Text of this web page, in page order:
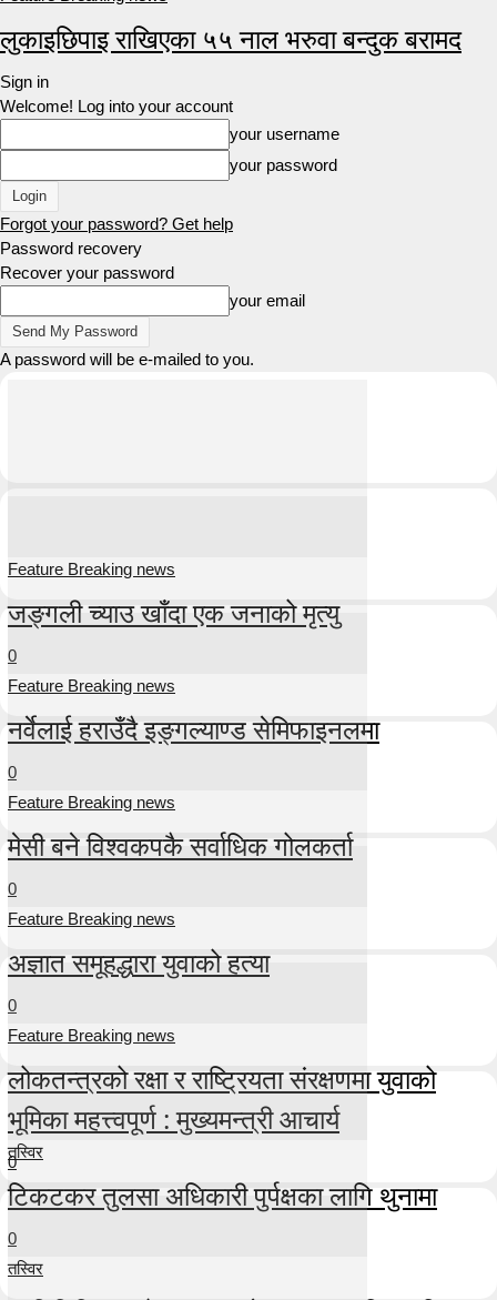
लुकाइछिपाइ राखिएका ५५ नाल भरुवा बन्दुक बरामद
Sign in
Welcome! Log into your account
your username
your password
Forgot your password? Get help
Password recovery
Recover your password
your email
A password will be e-mailed to you.
Feature Breaking news
जङ्गली च्याउ खाँदा एक जनाको मृत्यु
0
Feature Breaking news
नर्वेलाई हराउँदै इङ्गल्याण्ड सेमिफाइनलमा
0
Feature Breaking news
मेसी बने विश्वकपकै सर्वाधिक गोलकर्ता
0
Feature Breaking news
अज्ञात समूहद्धारा युवाको हत्या
0
Feature Breaking news
लोकतन्त्रको रक्षा र राष्ट्रियता संरक्षणमा युवाको
भूमिका महत्त्वपूर्ण : मुख्यमन्त्री आचार्य
0
तस्विर
टिकटकर तुलसा अधिकारी पुर्पक्षका लागि थुनामा
0
तस्विर